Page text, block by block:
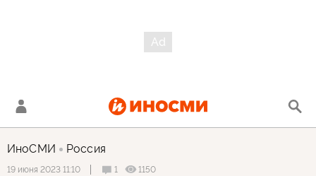
ИноСМИ Россия
19 июня 2023 11:10 1 1150